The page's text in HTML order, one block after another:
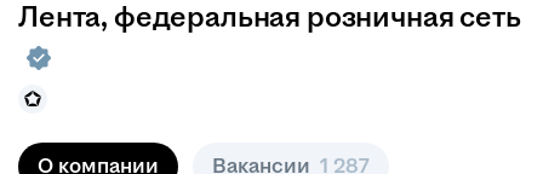
Лента, федеральная розничная сеть
О компании Вакансии 1 287